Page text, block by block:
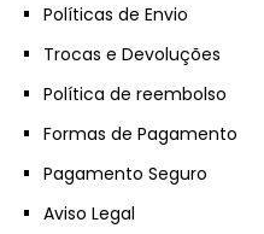
Políticas de Envio
Trocas e Devoluções
Política de reembolso
Formas de Pagamento
Pagamento Seguro
Aviso Legal